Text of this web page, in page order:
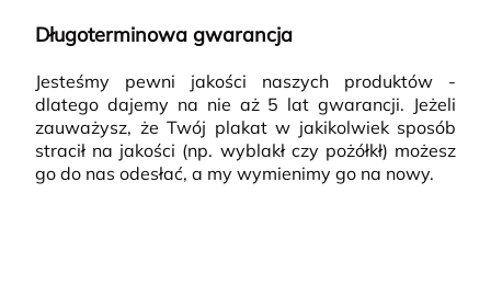
Długoterminowa gwarancja
Jesteśmy pewni jakości naszych produktów -
dlatego dajemy na nie aż 5 lat gwarancji. Jeżeli
zauważysz, że Twój plakat w jakikolwiek sposób
stracił na jakości (np. wyblakł czy pożółkł) możesz
go do nas odesłać, a my wymienimy go na nowy.